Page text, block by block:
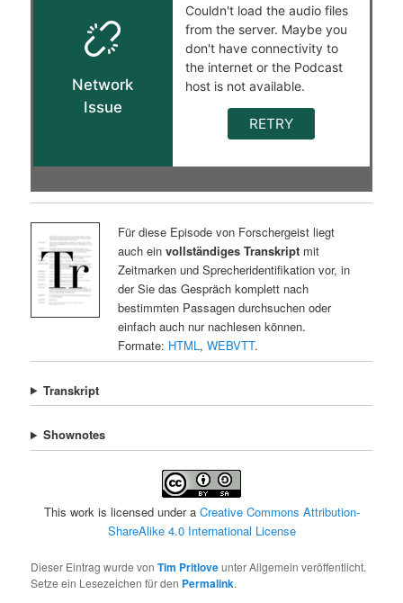
Für diese Episode von Forschergeist liegt
auch ein vollständiges Transkriptmit
Zeitmarken und Sprecheridentifikation vor, in
der Sie das Gespräch komplett nach
bestimmten Passagen durchsuchen oder
einfach auch nur nachlesen können.
Formate: HTML, WEBVTT.
Transkript
Shownotes
This work is licensed under a Creative Commons Attribution-
ShareAlike 4.0 International License
Dieser Eintrag wurde vonTim Pritloveunter Allgemein veröffentlicht.
Setze ein Lesezeichen für den Permalink.